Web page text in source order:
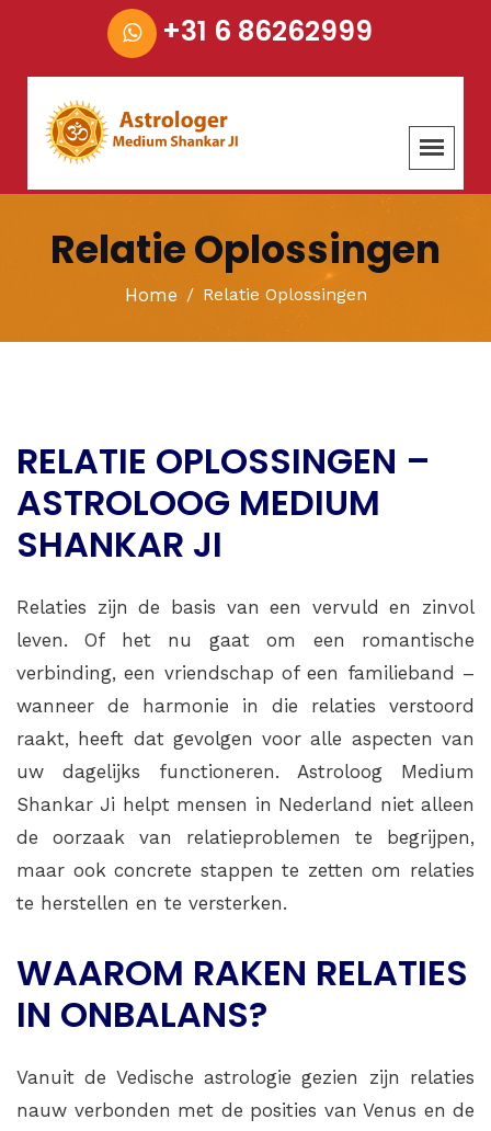
+31 6 86262999
Relatie Oplossingen
Home Relatie Oplossingen
RELATIE OPLOSSINGEN –
ASTROLOOG MEDIUM
SHANKAR JI
Relaties zijn de basis van een vervuld en zinvol
leven. Of het nu gaat om een romantische
verbinding, een vriendschap of een familieband –
wanneer de harmonie in die relaties verstoord
raakt, heeft dat gevolgen voor alle aspecten van
uw dagelijks functioneren. Astroloog Medium
Shankar Ji helpt mensen in Nederland niet alleen
de oorzaak van relatieproblemen te begrijpen,
maar ook concrete stappen te zetten om relaties
te herstellen en te versterken.
WAAROM RAKEN RELATIES
IN ONBALANS?
Vanuit de Vedische astrologie gezien zijn relaties
nauw verbonden met de posities van Venus en de